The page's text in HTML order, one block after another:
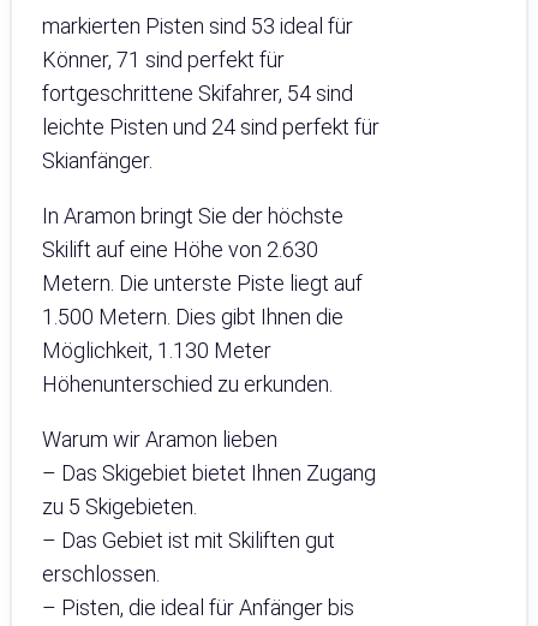
markierten Pisten sind 53 ideal für
Könner, 71 sind perfekt für
fortgeschrittene Skifahrer, 54 sind
leichte Pisten und 24 sind perfekt für
Skianfänger.
In Aramon bringt Sie der höchste
Skilift auf eine Höhe von 2.630
Metern. Die unterste Piste liegt auf
1.500 Metern. Dies gibt Ihnen die
Möglichkeit, 1.130 Meter
Höhenunterschied zu erkunden.
Warum wir Aramon lieben
– Das Skigebiet bietet Ihnen Zugang
zu 5 Skigebieten.
– Das Gebiet ist mit Skiliften gut
erschlossen.
– Pisten, die ideal für Anfänger bis